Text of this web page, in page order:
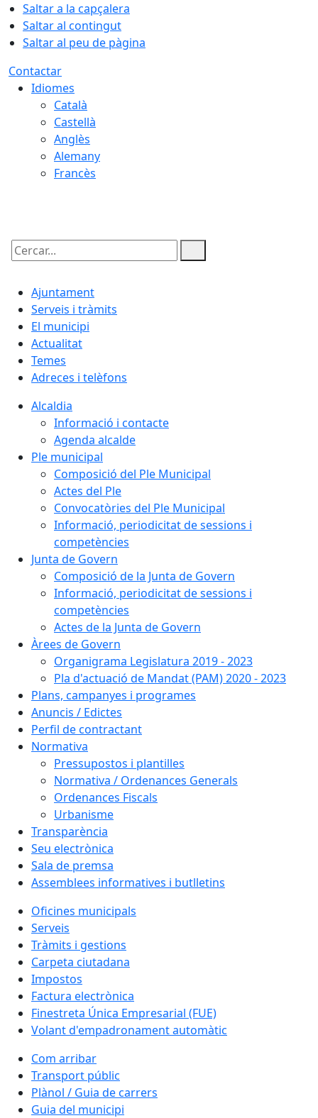
Saltar a la capçalera
Saltar al contingut
Saltar al peu de pàgina
Contactar
Idiomes
Català
Castellà
Anglès
Alemany
Francès
Cercar:
Ajuntament
Serveis i tràmits
El municipi
Actualitat
Temes
Adreces i telèfons
Alcaldia
Informació i contacte
Agenda alcalde
Ple municipal
Composició del Ple Municipal
Actes del Ple
Convocatòries del Ple Municipal
Informació, periodicitat de sessions i
competències
Junta de Govern
Composició de la Junta de Govern
Informació, periodicitat de sessions i
competències
Actes de la Junta de Govern
Àrees de Govern
Organigrama Legislatura 2019 - 2023
Pla d'actuació de Mandat (PAM) 2020 - 2023
Plans, campanyes i programes
Anuncis / Edictes
Perfil de contractant
Normativa
Pressupostos i plantilles
Normativa / Ordenances Generals
Ordenances Fiscals
Urbanisme
Transparència
Seu electrònica
Sala de premsa
Assemblees informatives i butlletins
Oficines municipals
Serveis
Tràmits i gestions
Carpeta ciutadana
Impostos
Factura electrònica
Finestreta Única Empresarial (FUE)
Volant d'empadronament automàtic
Com arribar
Transport públic
Plànol / Guia de carrers
Guia del municipi